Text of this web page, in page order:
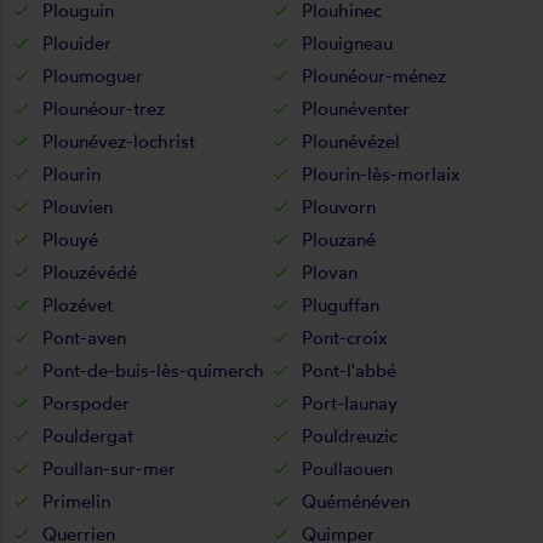
Plouguin
Plouhinec
Plouider
Plouigneau
Ploumoguer
Plounéour-ménez
Plounéour-trez
Plounéventer
Plounévez-lochrist
Plounévézel
Plourin
Plourin-lès-morlaix
Plouvien
Plouvorn
Plouyé
Plouzané
Plouzévédé
Plovan
Plozévet
Pluguffan
Pont-aven
Pont-croix
Pont-de-buis-lès-quimerch
Pont-l'abbé
Porspoder
Port-launay
Pouldergat
Pouldreuzic
Poullan-sur-mer
Poullaouen
Primelin
Quéménéven
Querrien
Quimper